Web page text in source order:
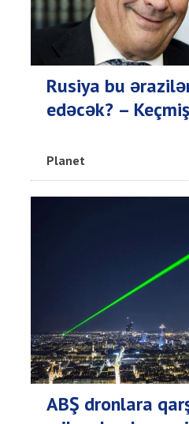
Rusiya bu
edəcək? –
Planet
ABŞ dronlara